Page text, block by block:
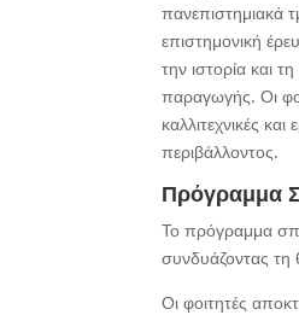
πανεπιστημιακά
επιστημονική
την ιστορία και
παραγωγής. Οι
καλλιτεχνικές
περιβάλλοντος.
Πρόγραμμα
Το πρόγραμμα
συνδυάζοντας τη
Οι φοιτητές